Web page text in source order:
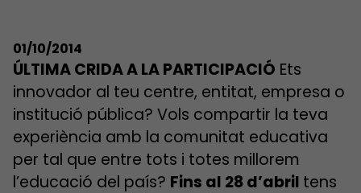
01/10/2014
ÚLTIMA CRIDA A LA PARTICIPACIÓ Ets
innovador al teu centre, entitat, empresa o
institució pública? Vols compartir la teva
experiència amb la comunitat educativa
per tal que entre tots i totes millorem
l’educació del país? Fins al 28 d’abril tens